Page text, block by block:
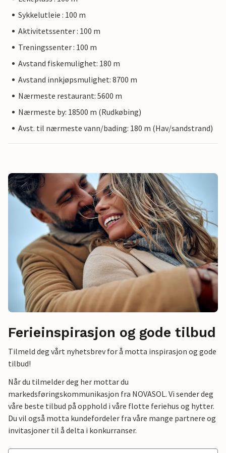
Sykkelutleie : 100 m
Aktivitetssenter : 100 m
Treningssenter : 100 m
Avstand fiskemulighet: 180 m
Avstand innkjøpsmulighet: 8700 m
Nærmeste restaurant: 5600 m
Nærmeste by: 18500 m (Rudkøbing)
Avst. til nærmeste vann/bading: 180 m (Hav/sandstrand)
Ferieinspirasjon og gode tilbud
Tilmeld deg vårt nyhetsbrev for å motta inspirasjon og gode
tilbud!
Når du tilmelder deg her mottar du
markedsføringskommunikasjon fra NOVASOL. Vi sender deg
våre beste tilbud på opphold i våre flotte feriehus og hytter.
Du vil også motta kundefordeler fra våre mange partnere og
invitasjoner til å delta i konkurranser.